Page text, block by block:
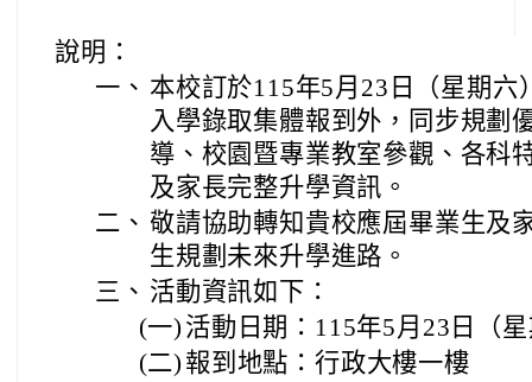
說明：
一、 本校訂於115年5月23日（星期六
入學錄取集體報到外，同步規劃
導、校園暨專業教室參觀、各科
及家長完整升學資訊。
二、 敬請協助轉知貴校應屆畢業生及
生規劃未來升學進路。
三、 活動資訊如下：
(一) 活動日期：115年5月23日（
(二) 報到地點：行政大樓一樓